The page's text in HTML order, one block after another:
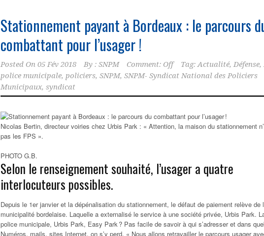
Stationnement payant à Bordeaux : le parcours
combattant pour l’usager !
Posted On 05 Fév 2018 By : SNPM Comment: Off Tag: Actualité, Défense,
police municipale, policiers, SNPM, SNPM- Syndicat National des Policiers
Municipaux, syndicat
Nicolas Bertin, directeur voiries chez Urbis Park : « Attention, la maison du stationnement
pas les FPS ».
PHOTO G.B.
Selon le renseignement souhaité, l’usager a quatre
interlocuteurs possibles.
Depuis le 1er janvier et la dépénalisation du stationnement, le défaut de paiement relève de
municipalité bordelaise. Laquelle a externalisé le service à une société privée, Urbis Park.
police municipale, Urbis Park, Easy Park ? Pas facile de savoir à qui s’adresser et dans
Numéros, mails, sites Internet, on s’y perd. « Nous allons retravailler le parcours usager